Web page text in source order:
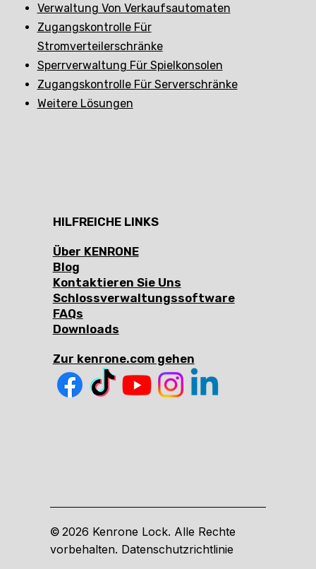
Verwaltung Von Verkaufsautomaten
Zugangskontrolle Für
Stromverteilerschränke
Sperrverwaltung Für Spielkonsolen
Zugangskontrolle Für Serverschränke
Weitere Lösungen
HILFREICHE LINKS
Über KENRONE
Blog
Kontaktieren Sie Uns
Schlossverwaltungssoftware
FAQs
Downloads
Zur kenrone.com gehen
© 2026 Kenrone Lock. Alle Rechte
vorbehalten. Datenschutzrichtlinie